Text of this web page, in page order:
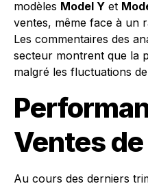
modèles Model Y et
ventes, même face à un
Les commentaires des
secteur montrent que la
malgré les fluctuations
Ventes de
Au cours des derniers